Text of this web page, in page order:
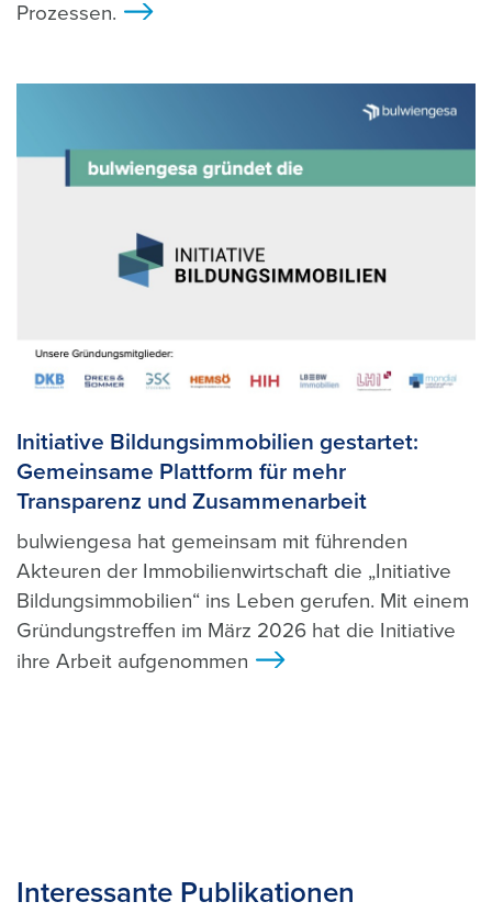
Prozessen.
Initiative Bildungsimmobilien gestartet:
Gemeinsame Plattform für mehr
Transparenz und Zusammenarbeit
bulwiengesa hat gemeinsam mit führenden
Akteuren der Immobilienwirtschaft die „Initiative
Bildungsimmobilien“ ins Leben gerufen. Mit einem
Gründungstreffen im März 2026 hat die Initiative
ihre Arbeit aufgenommen
Interessante Publikationen